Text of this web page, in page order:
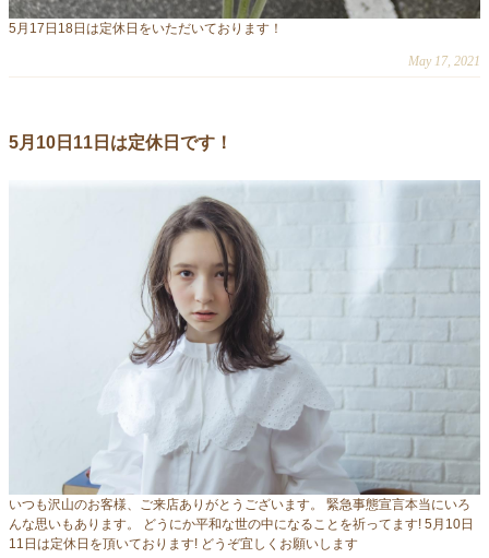
5月17日18日は定休日をいただいております！
May 17, 2021
5月10日11日は定休日です！
いつも沢山のお客様、ご来店ありがとうございます。 緊急事態宣言本当にいろ
んな思いもあります。 どうにか平和な世の中になることを祈ってます! 5月10日
11日は定休日を頂いております! どうぞ宜しくお願いします